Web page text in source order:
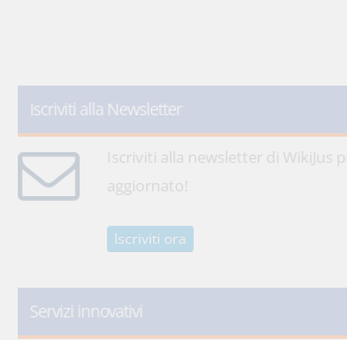
Iscriviti alla Newsletter
Iscriviti alla newsletter di WikiJus
aggiornato!
Iscriviti ora
Servizi innovativi